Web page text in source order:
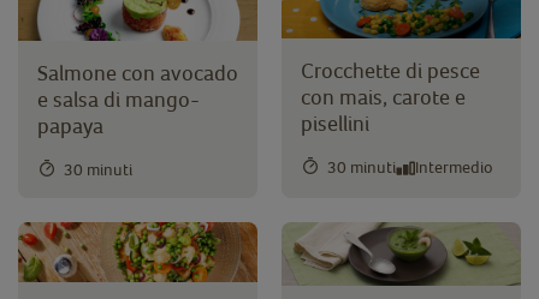
Salmone con avocado
e salsa di mango-
papaya
30 minuti
Crocchette di pesce
con mais, carote e
pisellini
30 minuti Intermedio